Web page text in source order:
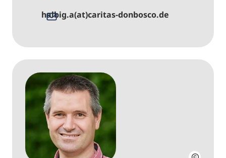
halbig.a(at)caritas-donbosco.de